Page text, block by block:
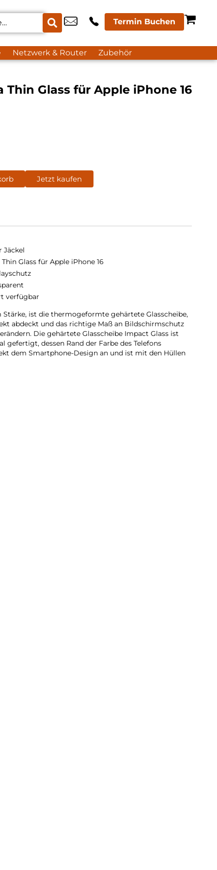
Termin Buchen
Netzwerk & Router Zubehör
Thin Glass für Apple iPhone 16
Jetzt kaufen
Jäckel
Glass für Apple iPhone 16
verfügbar
Stärke, ist die thermogeformte gehärtete Glasscheibe,
abdeckt und das richtige Maß an Bildschirmschutz
Die gehärtete Glasscheibe Impact Glass ist
gefertigt, dessen Rand der Farbe des Telefons
dem Smartphone-Design an und ist mit den Hüllen